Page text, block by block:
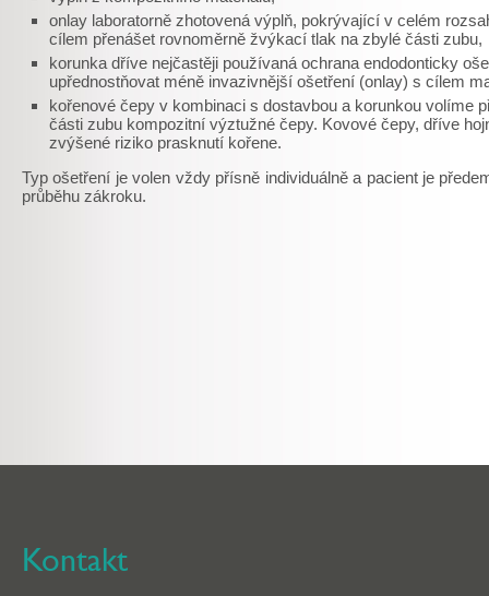
onlay laboratorně zhotovená výplň, pokrývající v celém
cílem přenášet rovnoměrně žvýkací tlak na zbylé části zubu,
korunka dříve nejčastěji používaná ochrana endodonticky
upřednostňovat méně invazivnější ošetření (onlay) s cílem
kořenové čepy v kombinaci s dostavbou a korunkou volíme
části zubu kompozitní výztužné čepy. Kovové čepy, dříve
zvýšené riziko prasknutí kořene.
Typ ošetření je volen vždy přísně individuálně a pacient je
průběhu zákroku.
Kontakt